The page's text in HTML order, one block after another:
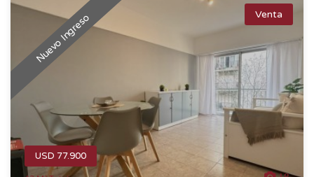
Nuevo Ingreso Venta
USD 77.900